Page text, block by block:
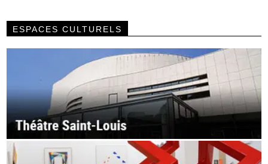
ESPACES CULTURELS